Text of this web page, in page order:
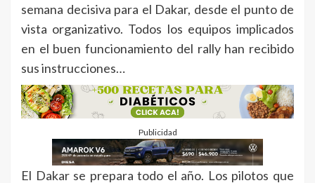
semana decisiva para el Dakar, desde el punto de
vista organizativo. Todos los equipos implicados
en el buen funcionamiento del rally han recibido
sus instrucciones…
Publicidad
El Dakar se prepara todo el año. Los pilotos que